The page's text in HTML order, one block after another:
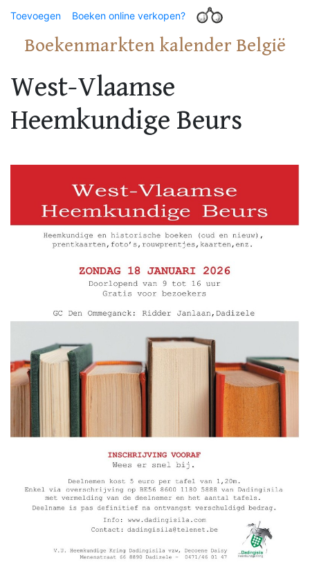
Toevoegen Boeken online verkopen?
Boekenmarkten kalender België
West-Vlaamse
Heemkundige Beurs